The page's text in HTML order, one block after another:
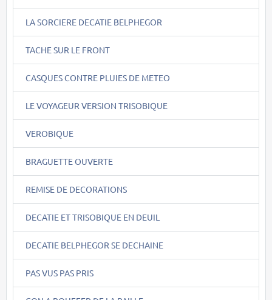
LA SORCIERE DECATIE BELPHEGOR
TACHE SUR LE FRONT
CASQUES CONTRE PLUIES DE METEO
LE VOYAGEUR VERSION TRISOBIQUE
VEROBIQUE
BRAGUETTE OUVERTE
REMISE DE DECORATIONS
DECATIE ET TRISOBIQUE EN DEUIL
DECATIE BELPHEGOR SE DECHAINE
PAS VUS PAS PRIS